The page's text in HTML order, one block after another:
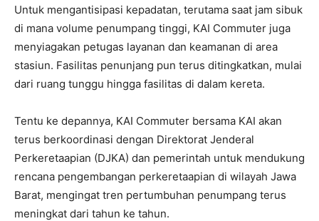
Untuk mengantisipasi kepadatan, terutama saat jam sibuk
di mana volume penumpang tinggi, KAI Commuter juga
menyiagakan petugas layanan dan keamanan di area
stasiun. Fasilitas penunjang pun terus ditingkatkan, mulai
dari ruang tunggu hingga fasilitas di dalam kereta.
Tentu ke depannya, KAI Commuter bersama KAI akan
terus berkoordinasi dengan Direktorat Jenderal
Perkeretaapian (DJKA) dan pemerintah untuk mendukung
rencana pengembangan perkeretaapian di wilayah Jawa
Barat, mengingat tren pertumbuhan penumpang terus
meningkat dari tahun ke tahun.